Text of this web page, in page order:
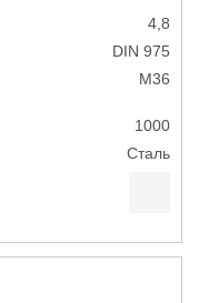
4,8
DIN 975
М36
1000
Сталь